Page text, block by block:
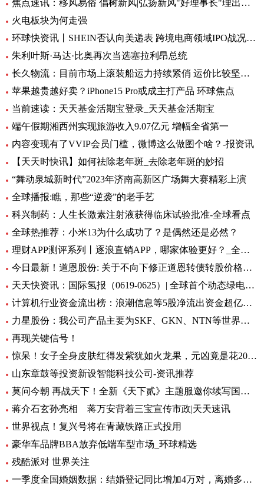
焦点速讯：移风易俗 倡树新风|弘扬新风"好理事长"理出乡村新风尚
火电板块为何走强
环球快资讯丨SHEIN否认向美递表 跨境电商领域IPO战况如何？
朱利叶斯·马达·比奥再次当选塞拉利昂总统
长久物流：目前市场上滚装船运力持续紧俏 运价比较坚挺-当前速看
苹果越贵越好卖？iPhone15 Pro或成主打产品 环球焦点
当前速读：天天基金活期宝登录_天天基金活期宝
端午假期湘西州实现旅游收入9.07亿元 增幅全省第一
内容变现有了VVIP会员门槛，微博这么做图个啥？-报资讯
【天天时快讯】如何祛除老年斑_去除老年斑的妙招
“舞动泉城新时代”2023年济南高新区广场舞大赛精彩上演
全球播报:瞧，那些“逆袭”的老手艺
科兴制药：人生长激素注射液获得临床试验批准-全球看点
全球热推荐：小米13为什么成功了？是偶然还是必然？
理财APP测评系列丨逐浪直销APP，哪家体验更好？_全球今亮点
今日最新！道恩股份: 关于不向下修正道恩转债转股价格的公告
天天快资讯：国际氢报（0619-0625）| 全球首个动态绿电制氨工厂初具规模；MTU开发液氢航空燃料电池技术；道达尔致力于绿氢炼油……
计算机行业资金流出榜：浪潮信息等5股净流出资金超亿元_世界热文
力星股份：我公司产品主要为SKF、GKN、NTN等世界著名的轴承公司配套 全球热点评
再现关键信号！
惊呆！女子全身皮肤红得发紫犹如火龙果，元凶竟是花20块钱买的……_每日观点
山东章鼓等投资新设智能科技公司-资讯推荐
莫问今朝 再战天下！全新《天下贰》主题服邀你续写国韵风华！_当前播报
蒋介石玄孙亮相 蒋万安背着三宝宣传市政|天天速讯
世界视点！复兴号将在青藏铁路正式投用
豪华车品牌BBA放弃低端车型市场_环球精选
残酷派对 世界关注
一季度全国婚姻数据：结婚登记同比增加4万对，离婚多了12万对